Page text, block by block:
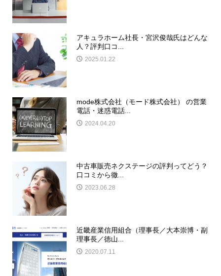
アキュラホーム社長・宮沢俊哉氏はどんな
人？評判口コ...
2025.01.22
mode株式会社（モード株式会社） の営業
電話・迷惑電話...
2024.04.20
中古車販売ネクステージの評判ってどう？
口コミから徹...
2023.06.28
近畿産業信用組合（理事長／大本崇博・副
理事長／徳山...
2020.07.11